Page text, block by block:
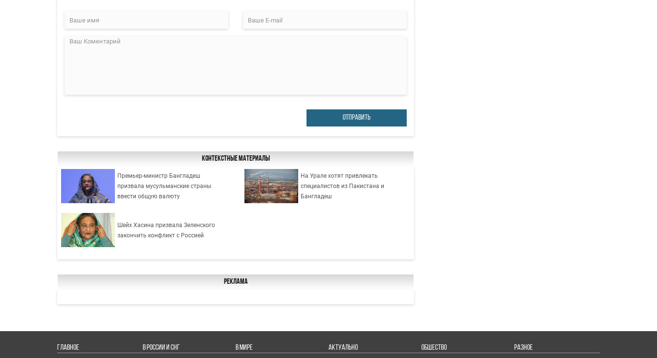
ОТПРАВИТЬ
Контекстные материалы
Премьер-министр Бангладеш
призвала мусульманские страны
ввести общую валюту
На Урале хотят привлекать
специалистов из Пакистана и
Бангладеш
Шейх Хасина призвала Зеленского
закончить конфликт с Россией
Реклама
ГЛАВНОЕ В РОССИИ И СНГ В МИРЕ АКТУАЛЬНО ОБЩЕСТВО РАЗНОЕ